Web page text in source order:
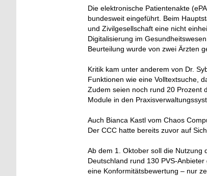
Die elektronische Patientenakte
bundesweit eingeführt. Beim
und Zivilgesellschaft eine nicht
Digitalisierung im
Beurteilung wurde von zwei Ärzten
Kritik kam unter anderem von Dr.
Funktionen wie eine Volltextsuche,
Zudem seien noch rund 20 Prozent
Module in den
Auch Bianca Kastl vom Chaos
Der CCC hatte bereits zuvor auf
Ab dem 1. Oktober soll die Nutzung
Deutschland rund 130 PVS-
eine Konformitätsbewertung – nur